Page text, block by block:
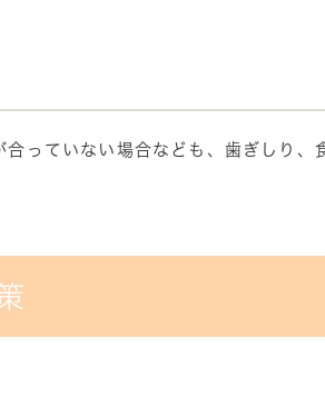
っていない場合なども、歯ぎしり、